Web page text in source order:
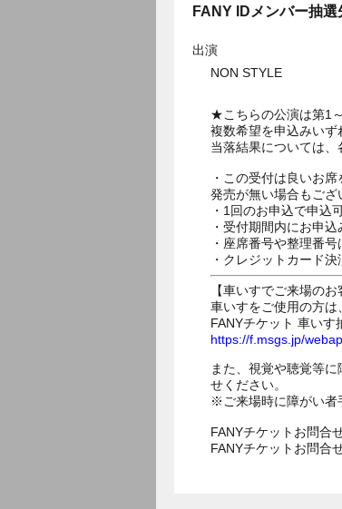
FANY IDメンバー抽選
出演
NON STYLE
★こちらの公演は第1
複数希望を申込みいず
当落結果については、
・この受付は良いお
発売が無い場合もござ
・1回のお申込で申込
・受付期間内にお申
・座席番号や整理番
・クレジットカード
【車いすでご来場のお
車いすをご使用の方は
FANYチケット 車いす
https://f.msgs.jp/
また、視覚や聴覚等
せください。
※ご来場時に障がい者
FANYチケットお問合
FANYチケットお問合